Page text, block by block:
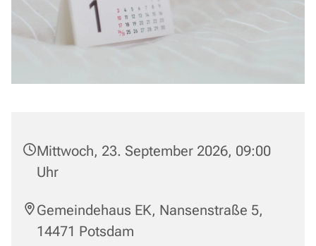
Mittwoch, 23. September 2026, 09:00
Uhr
Gemeindehaus EK, Nansenstraße 5,
14471 Potsdam